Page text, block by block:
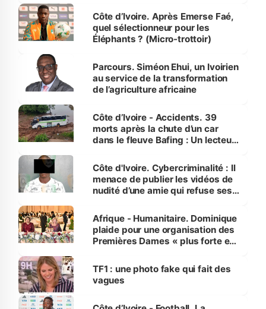
Côte d’Ivoire. Après Emerse Faé,
quel sélectionneur pour les
Éléphants ? (Micro-trottoir)
Parcours. Siméon Ehui, un Ivoirien
au service de la transformation
de l’agriculture africaine
Côte d’Ivoire - Accidents. 39
morts après la chute d’un car
dans le fleuve Bafing : Un lecteur
des Transports
Côte d'Ivoire. Cybercriminalité : Il
menace de publier les vidéos de
nudité d’une amie qui refuse ses
Afrique - Humanitaire. Dominique
plaide pour une organisation des
Premières Dames « plus forte et
sur la scène internationale »
TF1 : une photo fake qui fait des
vagues